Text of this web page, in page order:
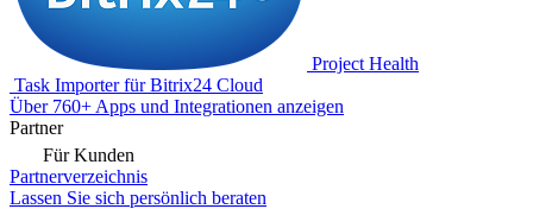
Project Health
Task Importer für Bitrix24 Cloud
Über 760+ Apps und Integrationen anzeigen
Partner
Für Kunden
Partnerverzeichnis
Lassen Sie sich persönlich beraten